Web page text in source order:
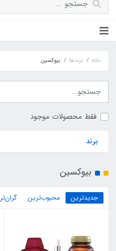
خانه برندها بیوکسین
فقط محصولات موجود
برند
بیوکسین
جدیدترین محبوب‌ترین